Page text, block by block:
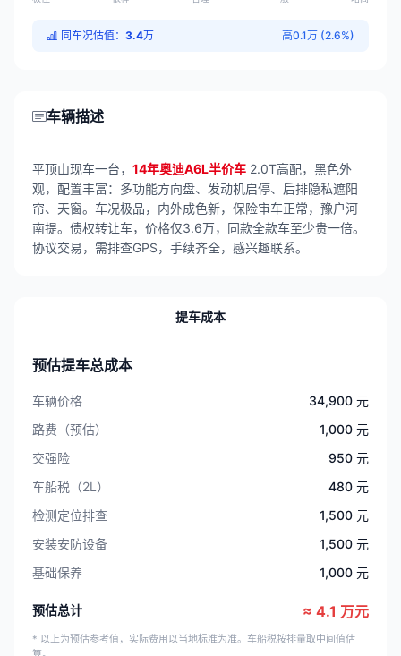
同车况估值： 3.4万 高0.1万 (2.6%)
车辆描述
平顶山现车一台， 14年奥迪A6L半价车 2.0T高配，黑色外
观，配置丰富：多功能方向盘、发动机启停、后排隐私遮阳
帘、天窗。车况极品，内外成色新，保险审车正常，豫户河
南提。债权转让车，价格仅3.6万，同款全款车至少贵一倍。
协议交易，需排查GPS，手续齐全，感兴趣联系。
提车成本
预估提车总成本
车辆价格
34,900 元
路费（预估）
1,000 元
交强险
950 元
车船税（2L）
480 元
检测定位排查
1,500 元
安装安防设备
1,500 元
基础保养
1,000 元
预估总计 ≈ 4.1 万元
* 以上为预估参考值，实际费用以当地标准为准。车船税按排量取中间值估